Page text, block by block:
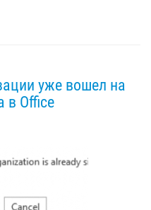
уже вошел на
в Office